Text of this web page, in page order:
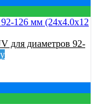
для диаметров 92-